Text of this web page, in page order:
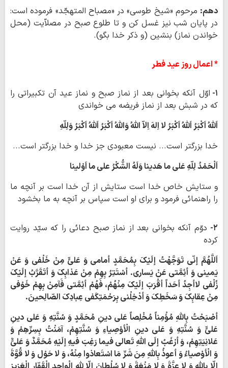
دهم: مرحوم «شیخ طوسی» در «مصباح المتهجّد» فرموده است:
در پایان شب نیز غسل کن و تا طلوع صبح در مصلاّیت (محل
خواندن نماز) بنشین (و ذکر خدا بگو).
* اعمال روز عید فطر
۱- اوّل آنکه بخوانی بعد از نماز صبح و نماز عید آن تکبیراتی را
که در شبش بعد از نماز فریضه می خواندی
اَللّهُ اَکْبَرُ اَللّهُ اَکْبَرُ لا اِلهَ اِلاّ اللّهُ وَاللّهُ اَکْبَرُ اَللّهُ اَکْبَرُ وَلِلّهِ
خدا بزرگتر است... نیست معبودی جز خدا و خدا بزرگتر است...
اَلْحَمْدُ لِلّهِ عَلی ما هَدینا وَلَهُ الشُّکْرُ علی ما اَوْلینا
و ستایش خاص خدا است ستایش از آن خدا است بر آنچه ما
را راهنمائی فرمود و برای او است سپاس بر آنچه به ما بخشود
۲- دوّم آنکه بخوانی بعد از نماز صبح دعائی را که سیّد روایت
کرده
اَللَّهُمَّ إنّی تَوَجَّهْتُ إلَیْکَ بِمُحَمَّدٍ أمامی وَ عَلیٍّ مِنْ خَلْفی وَ عَنْ
یَمینی وَ أئِمَّتی عَنْ یَساری. أسْتَتِرُ بِهِمْ مِنْ عَذابِکَ وَ أتَقَرَّبُ إلَیْکَ
زُلْفی لاأجِدُ أحَداً أقْرَبَ إلَیْکَ مِنْهُمْ، فَهُمْ أئِمَّتی فَآمِنْ بِهِمْ خَوْفی
مِنْ عِقابِکَ وَ سَخَطِکَ وَ أدْخِلْنی بِرَحْمَتِکَ‏فی عِبادِکَ الصّالِحینَ.
أصْبَحْتُ بِاللَّهِ مُؤْمِناً مُخْلِصاً عَلی دینِ مُحَمَّدٍ وَ سُنَّتِهِ وَ عَلی دینِ
عَلیٍّ وَ سُنَّتِهِ وَ عَلی دینِ الْأوْصِیاءِ وَ سُنَّتِهِمْ، آمَنْتُ بِسِرِّهِمْ وَ
عَلانِیَتِهِمْ، وَ أرْغَبُ إلَی اللَّهِ تَعالی فیما رَغِبَ فیهِ إلَیْهِ مُحَمَّدٌ وَ عَلیٌّ
وَ الْأوْصیاءُ وَ أعوذُ بِاللَّهِ مِنَ شَرِّ مَا اسْتَعاذوا مِنْهُ، وَ لا حَوْل وَ لا قُوَّةَ